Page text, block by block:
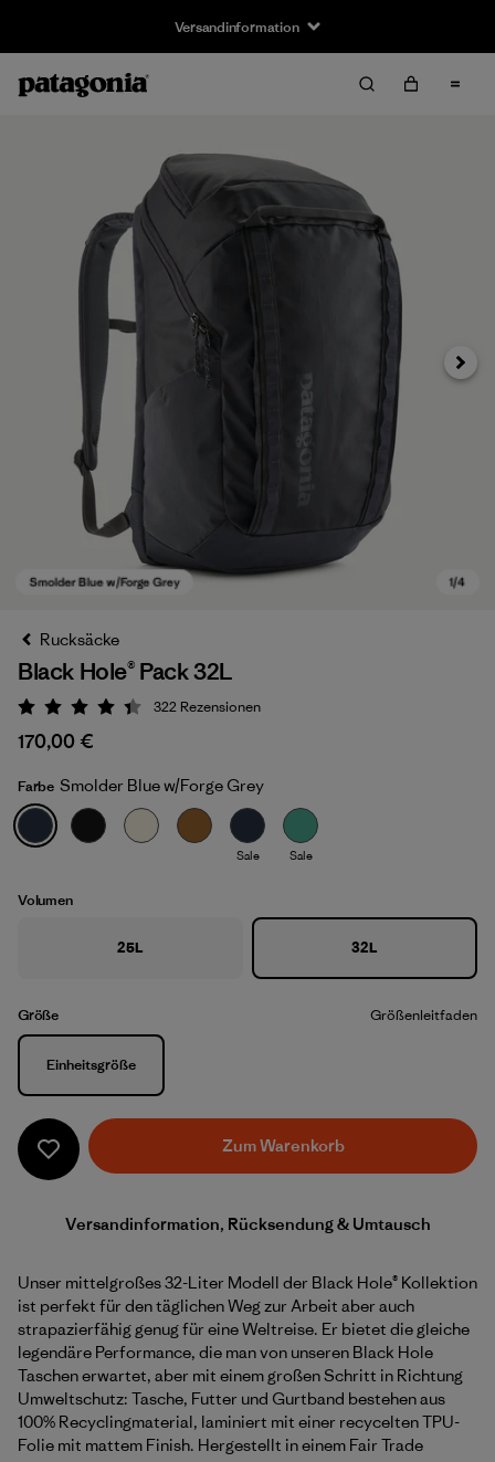
Versandinformation
Smolder Blue w/Forge Grey
Weiter
Rucksäcke
Black Hole® Pack 32L
Bewertung: 4.4 / 5
322 Rezensionen
170,00 €
Farbe Smolder Blue w/Forge Grey
Sale Sale
Volumen
25L 32L
Größe Größenleitfaden
Größe
Einheitsgröße
Zum Warenkorb
Versandinformation, Rücksendung & Umtausch
Unser mittelgroßes 32-Liter Modell der Black Hole® Kollektion
ist perfekt für den täglichen Weg zur Arbeit aber auch
strapazierfähig genug für eine Weltreise. Er bietet die gleiche
legendäre Performance, die man von unseren Black Hole
Taschen erwartet, aber mit einem großen Schritt in Richtung
Umweltschutz: Tasche, Futter und Gurtband bestehen aus
100% Recyclingmaterial, laminiert mit einer recycelten TPU-
Folie mit mattem Finish. Hergestellt in einem Fair Trade